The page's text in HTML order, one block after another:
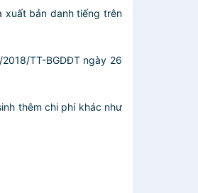
xuất bản danh tiếng trên
TT-BGDĐT ngày 26
thêm chi phí khác như